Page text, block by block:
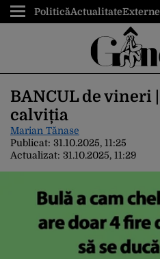
PoliticăActualitateExterne
BANCUL de vineri
calviția
Marian Tănase
Publicat: 31.10.2025, 11:25
Actualizat: 31.10.2025, 11:29